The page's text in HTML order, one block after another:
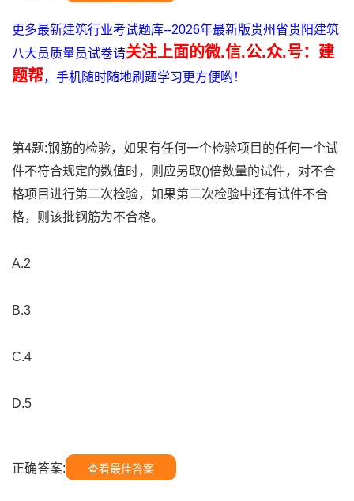
更多最新建筑行业考试题库--2026年最新版贵州省贵阳建筑
八大员质量员试卷请关注上面的微.信.公.众.号：建
题帮，手机随时随地刷题学习更方便哟！
第4题:钢筋的检验，如果有任何一个检验项目的任何一个试
件不符合规定的数值时，则应另取()倍数量的试件，对不合
格项目进行第二次检验，如果第二次检验中还有试件不合
格，则该批钢筋为不合格。
A.2
B.3
C.4
D.5
正确答案: 查看最佳答案